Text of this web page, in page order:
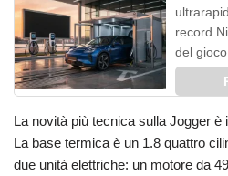
record
del gioco
La novità più tecnica sulla Jogger è
La base termica è un 1.8 quattro
due unità elettriche: un motore da